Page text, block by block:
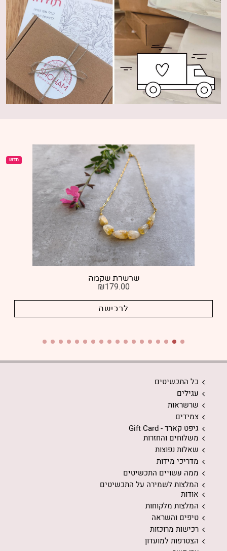
שרשרת שקד
179.00
לרכישה
כל התכשיטים
עגילים
שרשראות
צמידים
גיפט קארד - Gift Card
משלוחים והחזרות
שאלות נפוצות
מדריכי מידות
ממה עשויים התכשיטים
המלצות לשמירה על התכשיטים
אודות
המלצות מלקוחות
טיפים והשראה
רכישות מרוכזות
הצטרפות למועדון